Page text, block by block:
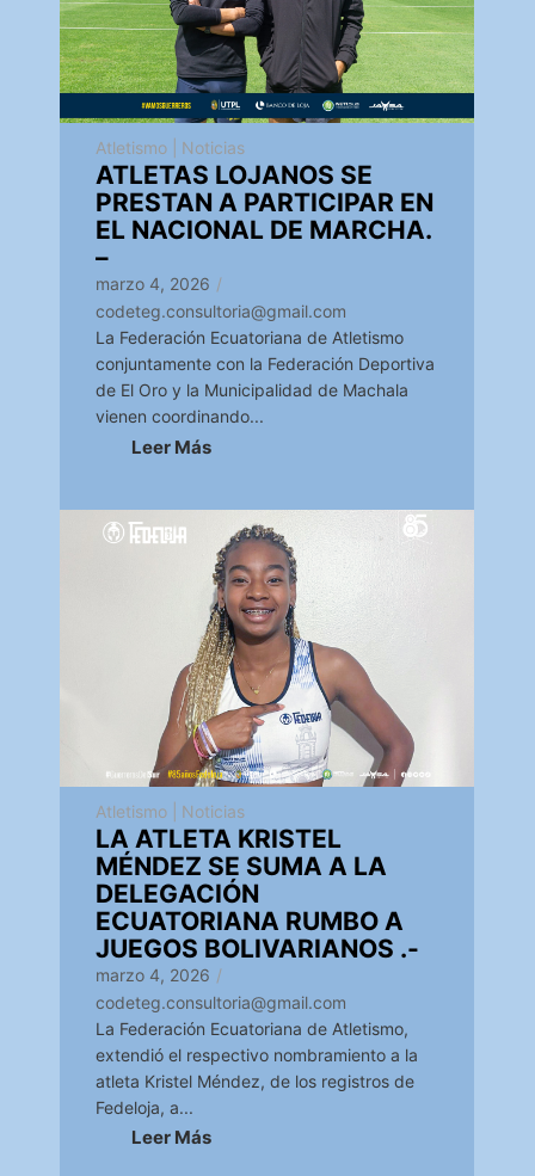
Atletismo Noticias
ATLETAS LOJANOS SE
PRESTAN A PARTICIPAR EN
EL NACIONAL DE MARCHA.
–
marzo 4, 2026 /
codeteg.consultoria@gmail.com
La Federación Ecuatoriana de Atletismo
conjuntamente con la Federación Deportiva
de El Oro y la Municipalidad de Machala
vienen coordinando...
Leer Más
Atletismo Noticias
LA ATLETA KRISTEL
MÉNDEZ SE SUMA A LA
DELEGACIÓN
ECUATORIANA RUMBO A
JUEGOS BOLIVARIANOS .-
marzo 4, 2026 /
codeteg.consultoria@gmail.com
La Federación Ecuatoriana de Atletismo,
extendió el respectivo nombramiento a la
atleta Kristel Méndez, de los registros de
Fedeloja, a...
Leer Más